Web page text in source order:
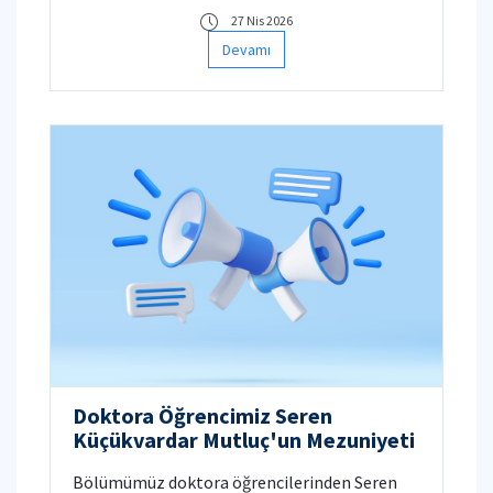
27 Nis 2026
Devamı
Doktora Öğrencimiz Seren
Küçükvardar Mutluç'un Mezuniyeti
Bölümümüz doktora öğrencilerinden Seren